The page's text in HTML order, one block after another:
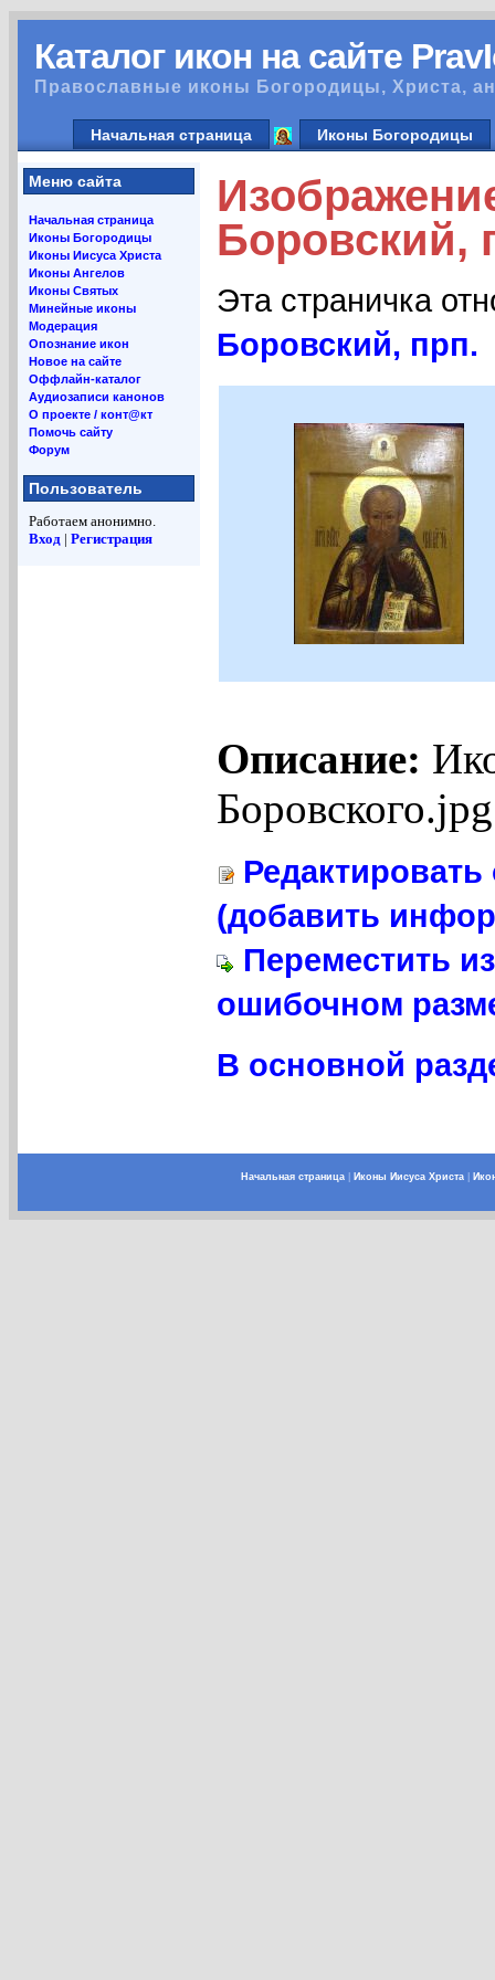
Каталог икон на сайте
Православные иконы Богородицы, Христа,
Начальная страница Иконы Богородицы
Меню сайта
Начальная страница
Иконы Богородицы
Иконы Иисуса Христа
Иконы Ангелов
Иконы Святых
Минейные иконы
Модерация
Опознание икон
Новое на сайте
Оффлайн-каталог
Аудиозаписи канонов
О проекте / конт@кт
Помочь сайту
Форум
Пользователь
Работаем анонимно.
Вход | Регистрация
Боровский,
Эта страничка
Боровский, прп.
Описание:
Боровского.jpg
(добавить
Переместить
ошибочном
В основной
Начальная страница| Иконы Иисуса Христа|